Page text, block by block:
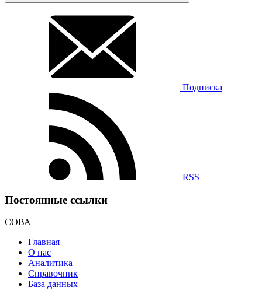
Подписка
RSS
Постоянные ссылки
СОВА
Главная
О нас
Аналитика
Справочник
База данных